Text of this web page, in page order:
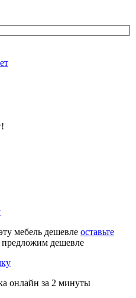
мебель дешевле оставьте
дешевле
онлайн за 2 минуты